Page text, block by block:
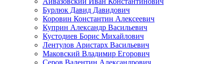
Бурлюк Давид Давидович
Коровин Константин Алексеевич
Куприн Александр Васильевич
Кустодиев Борис Михайлович
Лентулов Аристарх Васильевич
Маковский Владимир Егорович
Серов Валентин Александрович